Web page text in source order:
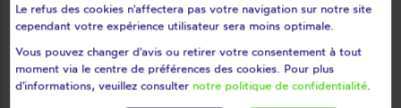
Mazières-de-touraine
Mettray
Monnaie
Montbazon
Monthodon
Montlouis-sur-loire
Montrésor
Montreuil-en-touraine
Le refus des cookies n'affectera pas votre navigation sur notre site
cependant votre expérience utilisateur sera moins optimale.
Vous pouvez changer d'avis ou retirer votre consentement à tout
moment via le centre de préférences des cookies. Pour plus
d'informations, veuillez consulter notre politique de confidentialité.